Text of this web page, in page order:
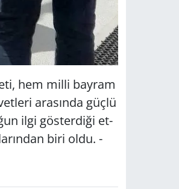
hem milli bay­ram
ara­sın­da güçlü
ilgi gös­ter­di­ği et­
biri oldu. -